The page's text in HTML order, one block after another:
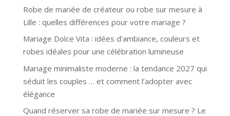
Robe de mariée de créateur ou robe sur mesure à
Lille : quelles différences pour votre mariage ?
Mariage Dolce Vita : idées d’ambiance, couleurs et
robes idéales pour une célébration lumineuse
Mariage minimaliste moderne : la tendance 2027 qui
séduit les couples … et comment l’adopter avec
élégance
Quand réserver sa robe de mariée sur mesure ? Le